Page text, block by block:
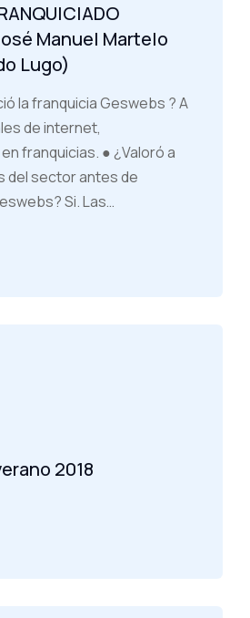
Manuel Martelo
Lugo)
la franquicia Geswebs ? A
de internet,
franquicias. ● ¿Valoró a
del sector antes de
Si. Las…
2018